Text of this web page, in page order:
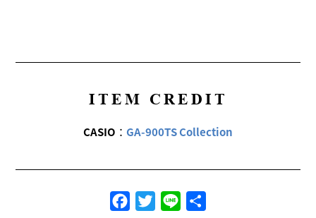
ITEM CREDIT
CASIO ： GA-900TS Collection
FacebookTwitterLine